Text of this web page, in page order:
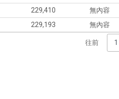
229,410
無內容
229,193 無內容
往前 1